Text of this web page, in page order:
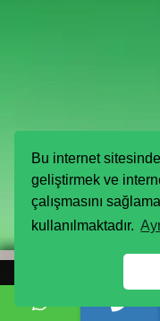
Bu internet
geliştirmek ve
çalışmasını
kullanılmaktadır.
Endüstriyel Elektrik
Kontaktörler
Web Tasarım SEO &